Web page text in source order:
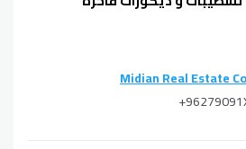
Midian Real Estate